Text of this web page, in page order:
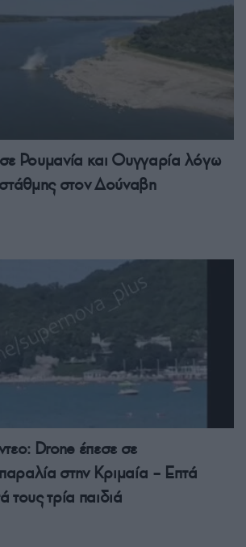
Ρουμανία και Ουγγαρία λόγω
στον Δούναβη
Drone έπεσε σε
στην Κριμαία – Επτά
τους τρία παιδιά